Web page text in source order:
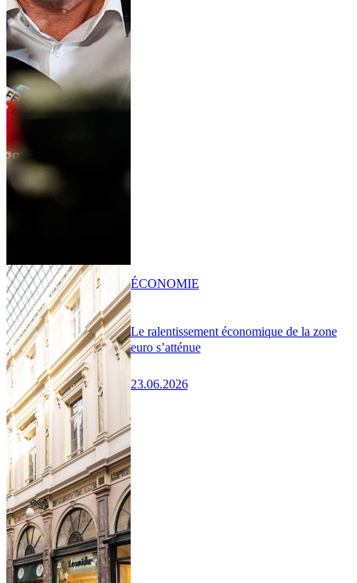
Le ralentissement économique de la zone
euro s’atténue
23.06.2026
ÉCONOMIE